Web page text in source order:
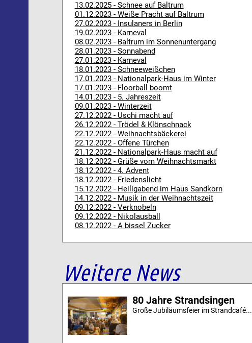
13.02.2025 - Schnee auf Baltrum
01.12.2023 - Weiße Pracht auf Baltrum
27.02.2023 - Insulaners in Berlin
19.02.2023 - Karneval
08.02.2023 - Baltrum im Sonnenuntergang
28.01.2023 - Sonnabend
27.01.2023 - Karneval
18.01.2023 - Schneeweißchen
17.01.2023 - Nationalpark-Haus im Winter
17.01.2023 - Floorball boomt
14.01.2023 - 5. Jahreszeit
09.01.2023 - Winterzeit
27.12.2022 - Uschi macht auf
26.12.2022 - Trödel & Klönschnack
22.12.2022 - Weihnachtsbäckerei
22.12.2022 - Offene Türchen
21.12.2022 - Nationalpark-Haus macht auf
18.12.2022 - Grüße vom Weihnachtsmarkt
18.12.2022 - 4. Advent
18.12.2022 - Friedenslicht
15.12.2022 - Heiligabend im Haus Sandkorn
14.12.2022 - Musik in der Weihnachtszeit
09.12.2022 - Verknobeln
09.12.2022 - Nikolausball
08.12.2022 - A bissel Zucker
Weitere News
80 Jahre Strandsingen
Große Jubiläumsfeier im Strandcafé...